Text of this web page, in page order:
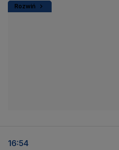
Rozwiń
16:54